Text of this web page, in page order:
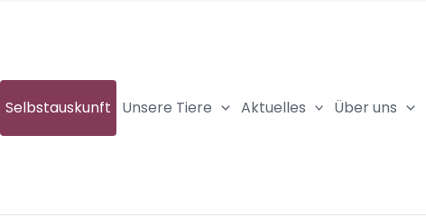
Selbstauskunft Unsere Tiere Aktuelles Über uns